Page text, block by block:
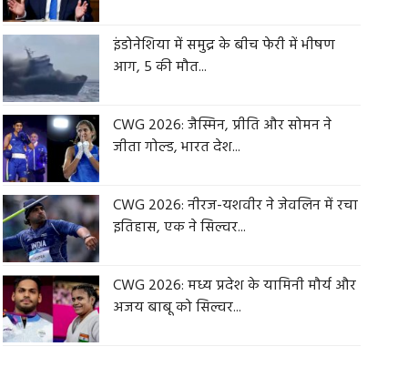
इंडोनेशिया में समुद्र के बीच फेरी में भीषण
आग, 5 की मौत...
CWG 2026: जैस्मिन, प्रीति और सोमन ने
जीता गोल्ड, भारत देश...
CWG 2026: नीरज-यशवीर ने जेवलिन में रचा
इतिहास, एक ने सिल्वर...
CWG 2026: मध्य प्रदेश के यामिनी मौर्य और
अजय बाबू को सिल्वर...